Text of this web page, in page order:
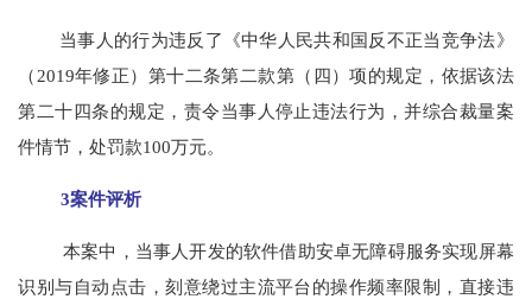
当事人的行为违反了《中华人民共和国反不正当竞争法》
（2019年修正）第十二条第二款第（四）项的规定，依据该法
第二十四条的规定，责令当事人停止违法行为，并综合裁量案
件情节，处罚款100万元。
3案件评析
本案中，当事人开发的软件借助安卓无障碍服务实现屏幕
识别与自动点击，刻意绕过主流平台的操作频率限制，直接违